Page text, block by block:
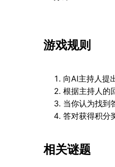
游戏规则
向AI主持人提
根据主持人的
当你认为找到
答对获得积分
相关谜题